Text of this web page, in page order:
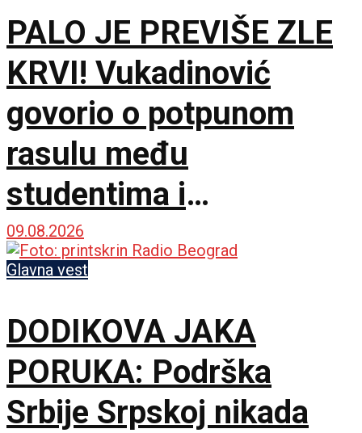
PALO JE PREVIŠE ZLE
KRVI! Vukadinović
govorio o potpunom
rasulu među
studentima i
opozicijom: Neka nam
je Bog u pomoći
09.08.2026
Glavna vest
DODIKOVA JAKA
PORUKA: Podrška
Srbije Srpskoj nikada